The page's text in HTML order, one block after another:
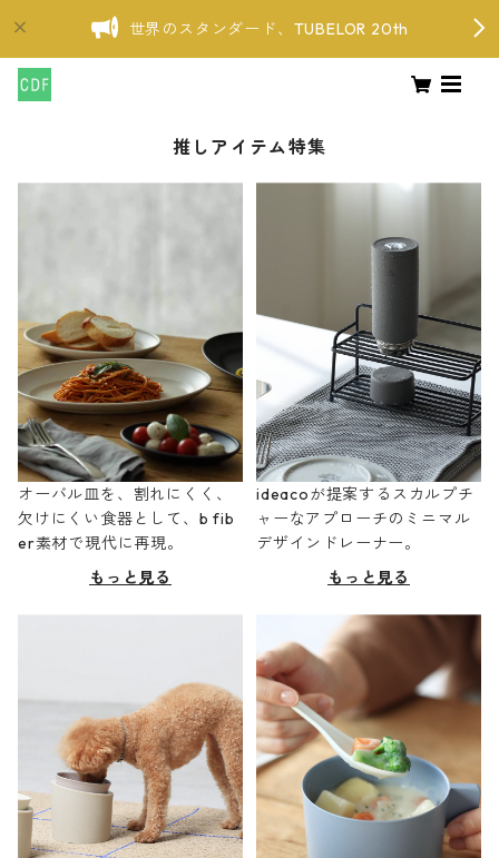
世界のスタンダード、TUBELOR 20th
推しアイテム特集
オーバル皿を、割れにくく、
欠けにくい食器として、b fib
er素材で現代に再現。
もっと見る
ideacoが提案するスカルプチ
ャーなアプローチのミニマル
デザインドレーナー。
もっと見る